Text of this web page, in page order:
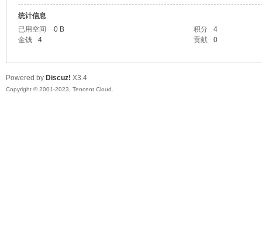
统计信息
已用空间
0 B 积分
4
金钱
4 贡献 0
Powered by Discuz! X3.4
Copyright © 2001-2023, Tencent Cloud.